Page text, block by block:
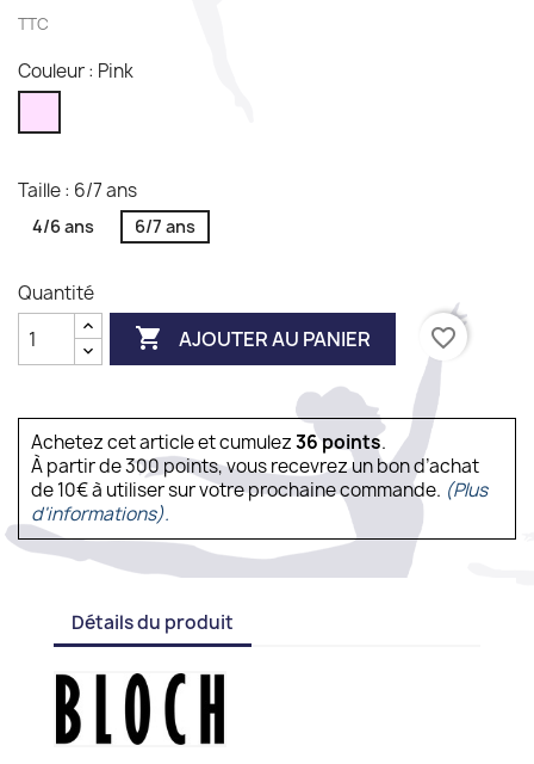
TTC
Couleur : Pink
Taille : 6/7 ans
4/6 ans 6/7 ans
Quantité
 AJOUTER AU PANIER favorite_border
Achetez cet article et cumulez36points.
À partir de 300 points, vous recevrez un bon d’achat
de 10€ à utiliser sur votre prochaine commande. (Plus
d'informations).
Détails du produit